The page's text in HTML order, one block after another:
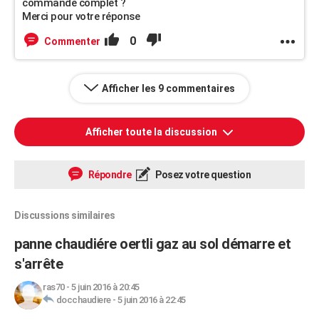
commande complet ?
Merci pour votre réponse
Commenter 0
Afficher les 9 commentaires
Afficher toute la discussion
Répondre Posez votre question
Discussions similaires
panne chaudiére oertli gaz au sol démarre et
s'arrête
ras70- 5 juin 2016 à 20:45
docchaudiere- 5 juin 2016 à 22:45